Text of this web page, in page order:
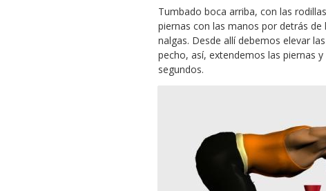
Tumbado boca arriba, con las
piernas con las manos por detrás
nalgas. Desde allí debemos elevar
pecho, así, extendemos las piernas
segundos.